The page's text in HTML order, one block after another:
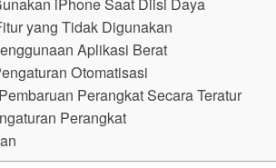
yang Tidak Digunakan
Aplikasi Berat
Otomatisasi
Perangkat Secara Teratur
Perangkat